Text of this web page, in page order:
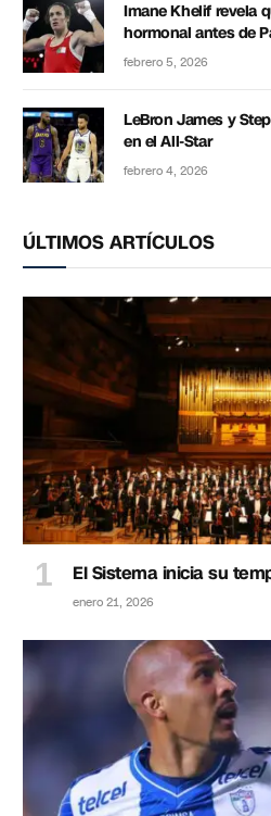
Imane Khelif revela
hormonal antes de
febrero 5, 2026
LeBron James y
en el All-Star
febrero 4, 2026
ÚLTIMOS ARTÍCULOS
El Sistema inicia su
enero 21, 2026